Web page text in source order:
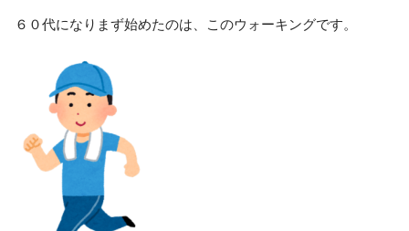
６０代になりまず始めたのは、このウォーキングです。